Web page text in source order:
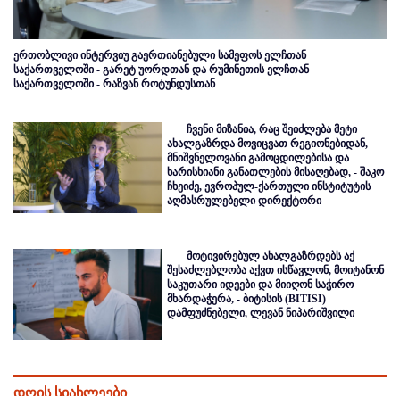
ერთობლივი ინტერვიუ გაერთიანებული სამეფოს ელჩთან
საქართველოში - გარეტ უორდთან და რუმინეთის ელჩთან
საქართველოში - რაზვან როტუნდუსთან
ჩვენი მიზანია, რაც შეიძლება მეტი
ახალგაზრდა მოვიცვათ რეგიონებიდან,
მნიშვნელოვანი გამოცდილებისა და
ხარისხიანი განათლების მისაღებად, - შაკო
ჩხეიძე, ევროპულ-ქართული ინსტიტუტის
აღმასრულებელი დირექტორი
მოტივირებულ ახალგაზრდებს აქ
შესაძლებლობა აქვთ ისწავლონ, მოიტანონ
საკუთარი იდეები და მიიღონ საჭირო
მხარდაჭერა, - ბიტისის (BITISI)
დამფუძნებელი, ლევან ნიპარიშვილი